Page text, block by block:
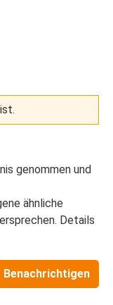
genommen und
ähnliche
Details
Benachrichtigen